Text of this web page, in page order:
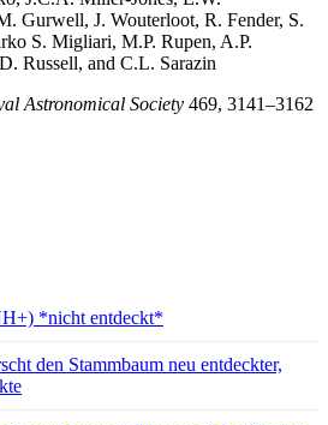
Gurwell, J. Wouterloot, R. Fender, S.
S. Migliari, M.P. Rupen, A.P.
Russell, and C.L. Sarazin
Astronomical Society 469, 3141–3162
*nicht entdeckt*
den Stammbaum neu entdeckter,